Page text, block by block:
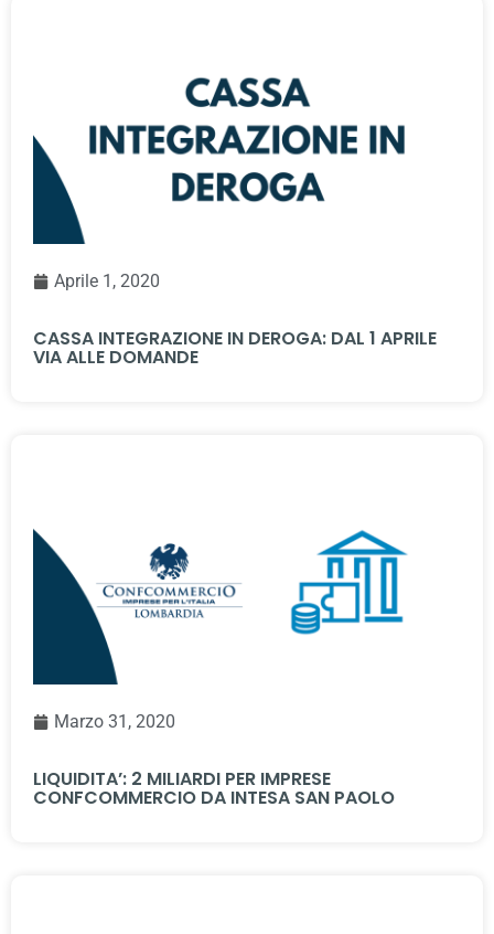
Aprile 1, 2020
CASSA INTEGRAZIONE IN DEROGA: DAL 1 APRILE
VIA ALLE DOMANDE
Marzo 31, 2020
LIQUIDITA’: 2 MILIARDI PER IMPRESE
CONFCOMMERCIO DA INTESA SAN PAOLO